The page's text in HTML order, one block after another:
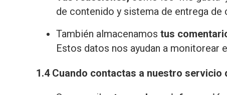
de contenido y sistema de entrega
También almacenamos tus
Estos datos nos ayudan a
1.4 Cuando contactas a nuestro